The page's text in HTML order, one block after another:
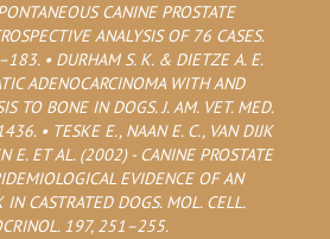
CANINE PROSTATE
ANALYSIS OF 76 CASES.
• DURHAM S. K. & DIETZE A. E.
ADENOCARCINOMA WITH AND
TO BONE IN DOGS. J. AM. VET. MED.
• TESKE E., NAAN E. C., VAN DIJK
E. ET AL. (2002) - CANINE PROSTATE
EVIDENCE OF AN
IN CASTRATED DOGS. MOL. CELL.
197, 251–255.